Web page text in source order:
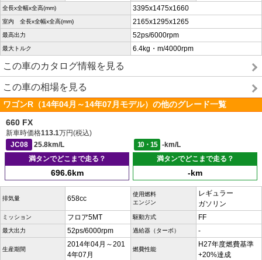
全長x全幅x全高(mm) 3395x1475x1660
室内 全長x全幅x全高(mm) 2165x1295x1265
最高出力 52ps/6000rpm
最大トルク 6.4kg・m/4000rpm
この車のカタログ情報を見る
この車の相場を見る
ワゴンR（14年04月～14年07月モデル）の他のグレード一覧
660 FX
新車時価格113.1万円(税込)
JC08
25.8km/L 10・15
-km/L
満タンでどこまで走る？
696.6km
満タンでどこまで走る？
-km
排気量 658cc
使用燃料
エンジン
レギュラー
ガソリン
ミッション フロア5MT 駆動方式 FF
最大出力 52ps/6000rpm 過給器（ターボ） -
生産期間
2014年04月～201
4年07月
燃費性能
H27年度燃費基準
+20%達成